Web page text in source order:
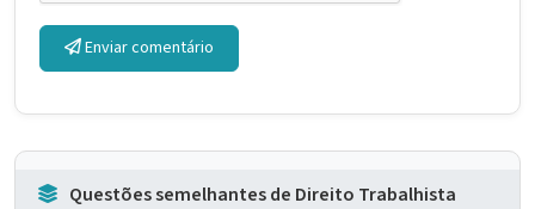
Enviar comentário
Questões semelhantes de Direito Trabalhista